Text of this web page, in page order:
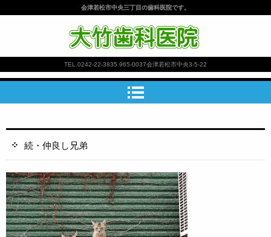
大竹歯科医院
会津若松市中央三丁目の歯科医院です。
TEL. 0242-22-3835 965-0037会津若松市中央3-5-22
続・仲良し兄弟